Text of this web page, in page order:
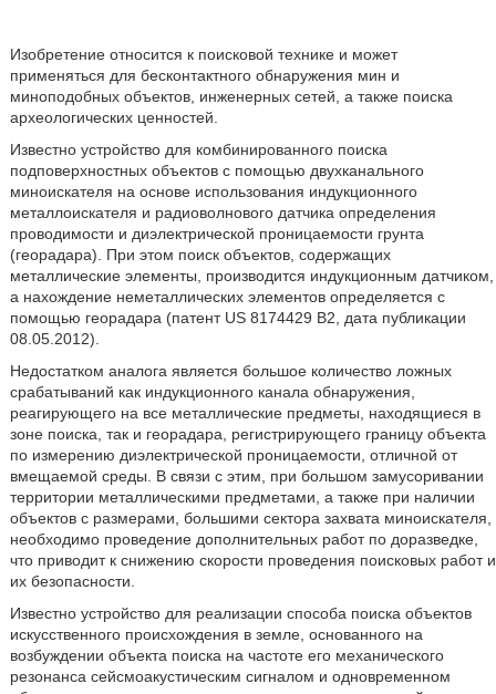
Изобретение относится к поисковой технике и может
применяться для бесконтактного обнаружения мин и
миноподобных объектов, инженерных сетей, а также поиска
археологических ценностей.
Известно устройство для комбинированного поиска
подповерхностных объектов с помощью двухканального
миноискателя на основе использования индукционного
металлоискателя и радиоволнового датчика определения
проводимости и диэлектрической проницаемости грунта
(георадара). При этом поиск объектов, содержащих
металлические элементы, производится индукционным датчиком,
а нахождение неметаллических элементов определяется с
помощью георадара (патент US 8174429 В2, дата публикации
08.05.2012).
Недостатком аналога является большое количество ложных
срабатываний как индукционного канала обнаружения,
реагирующего на все металлические предметы, находящиеся в
зоне поиска, так и георадара, регистрирующего границу объекта
по измерению диэлектрической проницаемости, отличной от
вмещаемой среды. В связи с этим, при большом замусоривании
территории металлическими предметами, а также при наличии
объектов с размерами, большими сектора захвата миноискателя,
необходимо проведение дополнительных работ по доразведке,
что приводит к снижению скорости проведения поисковых работ и
их безопасности.
Известно устройство для реализации способа поиска объектов
искусственного происхождения в земле, основанного на
возбуждении объекта поиска на частоте его механического
резонанса сейсмоакустическим сигналом и одновременном